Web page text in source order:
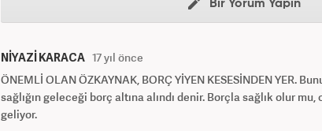
Bir Yorum Yapın
NİYAZİ KARACA 17 yıl önce
ÖNEMLİ OLAN ÖZKAYNAK, BORÇ YİYEN KESESİNDEN YER.
sağlığın geleceği borç altına alındı denir. Borçla sağlık olur
geliyor.